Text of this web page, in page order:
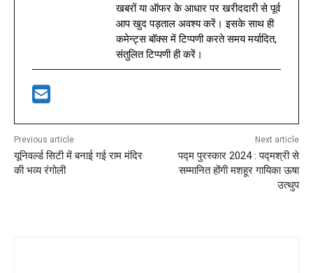
खबरों या ऑफर के आधार पर खरीददारी से पूर्व
आप खुद पड़ताल अवश्य करें। इसके साथ ही
कमेन्ट्स बॉक्स में टिप्पणी करते समय मर्यादित,
संतुलित टिप्पणी ही करें।
Previous article
यूनिवर्ल्ड सिटी में बनाई गई राम मंदिर
की भव्य रंगोली
Next article
पद्म पुरस्कार 2024 : पद्मश्री से
सम्मानित होंगी मशहूर गायिका ऊषा
उत्थुप